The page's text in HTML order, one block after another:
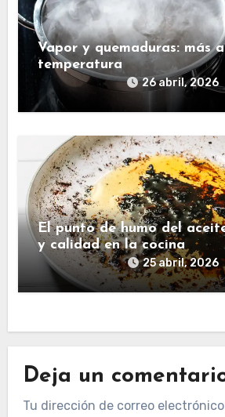
Vapor y quemaduras: más
temperatura
26 abril, 2026
El punto de humo del
y calidad en la cocina
25 abril, 2026
Deja un
Tu dirección de correo